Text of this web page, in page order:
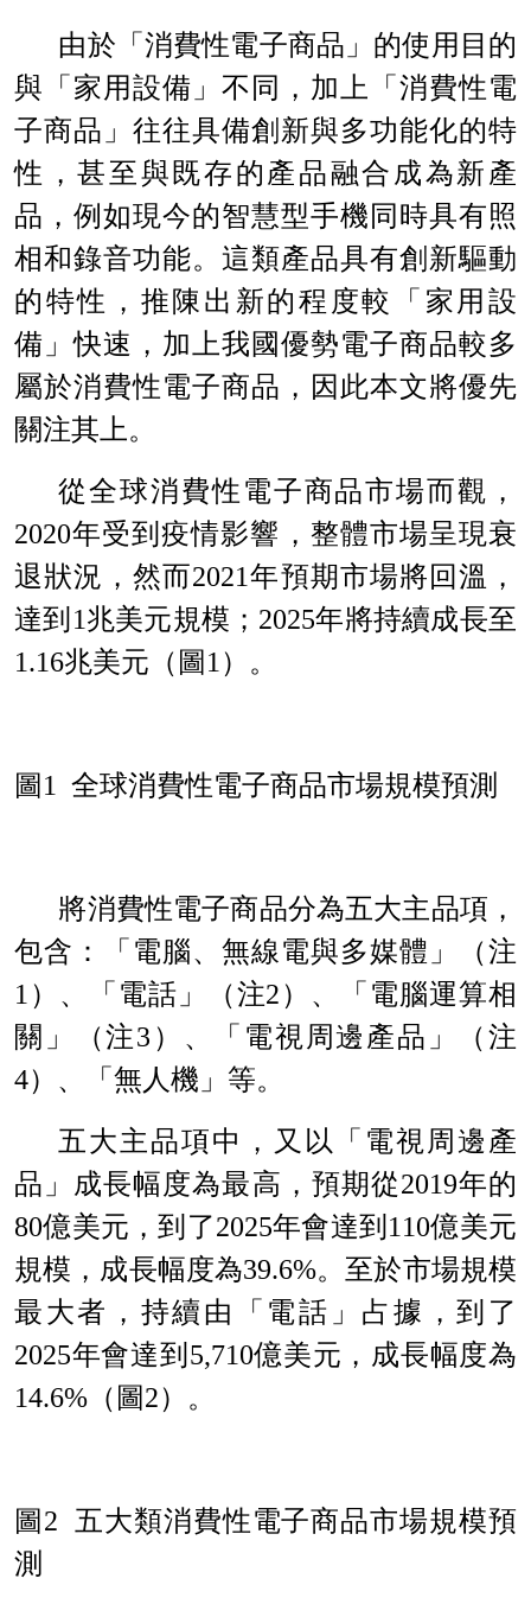
由於「消費性電子商品」的使用目的
與「家用設備」不同，加上「消費性電
子商品」往往具備創新與多功能化的特
性，甚至與既存的產品融合成為新產
品，例如現今的智慧型手機同時具有照
相和錄音功能。這類產品具有創新驅動
的特性，推陳出新的程度較「家用設
備」快速，加上我國優勢電子商品較多
屬於消費性電子商品，因此本文將優先
關注其上。
從全球消費性電子商品市場而觀，
2020年受到疫情影響，整體市場呈現衰
退狀況，然而2021年預期市場將回溫，
達到 1兆美元規模； 2025年將持續成長至
1.16兆美元（圖 1 ）。
圖 1 全球消費性電子商品市場規模預測
將消費性電子商品分為五大主品項，
包含：「電腦、無線電與多媒體」（注
1 ）、「電話」（注2）、「電腦運算相
關」（注3 ）、「電視周邊產品」（注
4）、「無人機」等。
五大主品項中，又以「電視周邊產
品」成長幅度為最高，預期從2019年的
80億美元，到了2025年會達到 110億美元
規模，成長幅度為39.6%。至於市場規模
最大者，持續由「電話」占據，到了
2025年會達到 5,710億美元，成長幅度為
14.6% （圖2）。
圖 2
五大類消費性電子商品市場規模預
測